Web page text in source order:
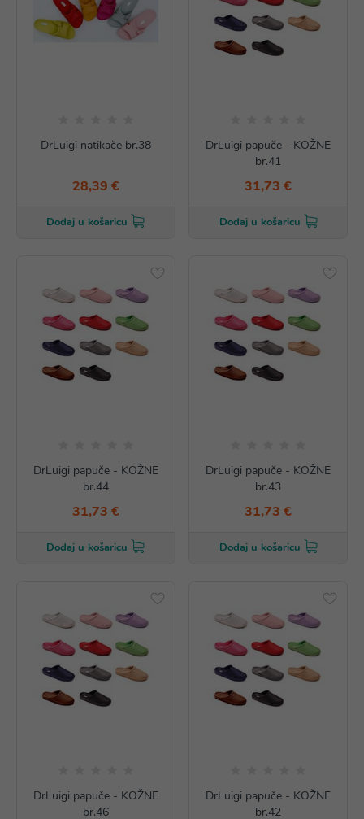
DrLuigi natikače br.38
28,39 €
Dodaj u košaricu
DrLuigi papuče - KOŽNE
br.41
31,73 €
Dodaj u košaricu
DrLuigi papuče - KOŽNE
br.44
31,73 €
Dodaj u košaricu
DrLuigi papuče - KOŽNE
br.43
31,73 €
Dodaj u košaricu
DrLuigi papuče - KOŽNE
br.46
DrLuigi papuče - KOŽNE
br.42